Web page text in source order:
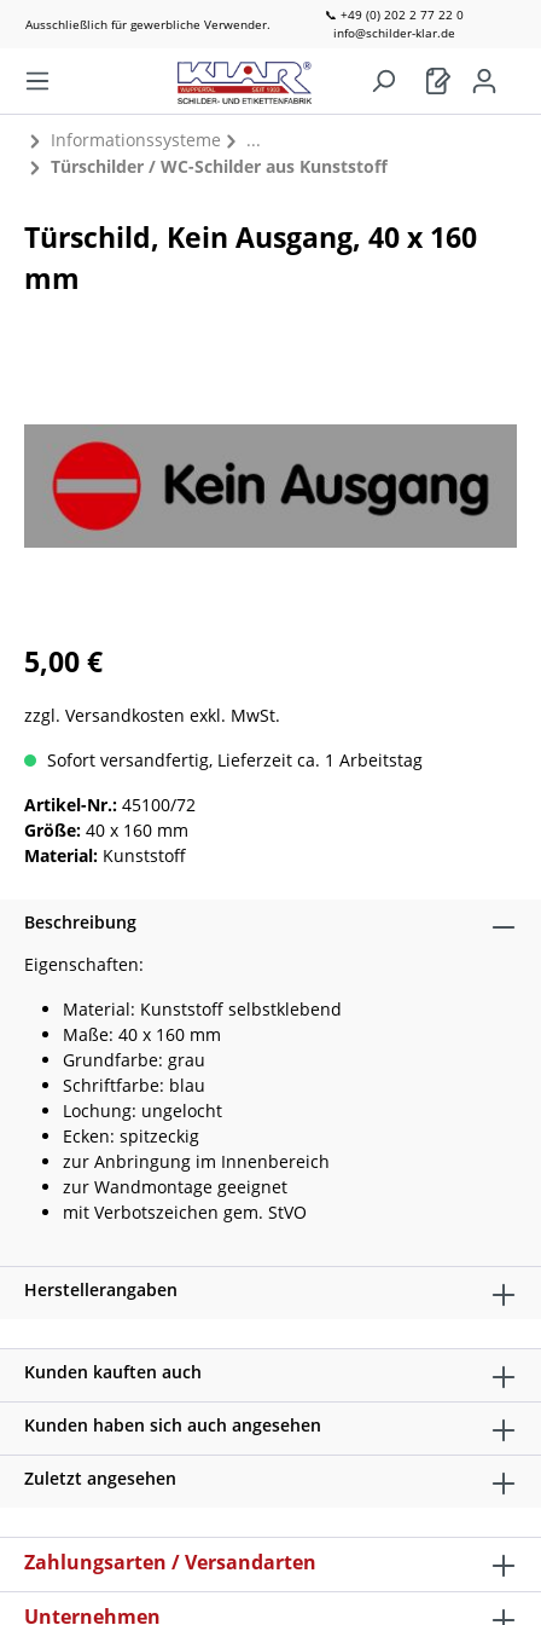
Ausschließlich für gewerbliche Verwender.
📞 +49 (0) 202 2 77 22 0
info@schilder-klar.de
Informationssysteme
Türschilder / WC-Schilder aus Kunststoff
Türschild, Kein Ausgang, 40 x 160
mm
5,00 €
zzgl. Versandkosten exkl. MwSt.
Sofort versandfertig, Lieferzeit ca. 1 Arbeitstag
Artikel-Nr.: 45100/72
Größe: 40 x 160 mm
Material: Kunststoff
Beschreibung
Eigenschaften:
Material: Kunststoff selbstklebend
Maße: 40 x 160 mm
Grundfarbe: grau
Schriftfarbe: blau
Lochung: ungelocht
Ecken: spitzeckig
zur Anbringung im Innenbereich
zur Wandmontage geeignet
mit Verbotszeichen gem. StVO
Herstellerangaben
Kunden kauften auch
Kunden haben sich auch angesehen
Zuletzt angesehen
Zahlungsarten / Versandarten
Unternehmen